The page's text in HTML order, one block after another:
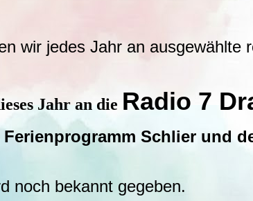
wir jedes Jahr an ausgewählte
Jahr an die Radio 7
Schlier und
noch bekannt gegeben.